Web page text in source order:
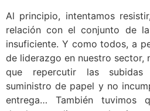
Al principio, intentamos
relación con el conjunto de
insuficiente. Y como todos, a
de liderazgo en nuestro sector,
que repercutir las subidas
suministro de papel y no
entrega… También tuvimos